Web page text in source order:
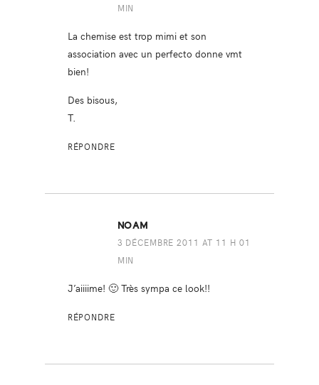
MIN
La chemise est trop mimi et son
association avec un perfecto donne vmt
bien!
Des bisous,
T.
RÉPONDRE
NOAM
3 DÉCEMBRE 2011 AT 11 H 01
MIN
J’aiiiime! 🙂 Très sympa ce look!!
RÉPONDRE